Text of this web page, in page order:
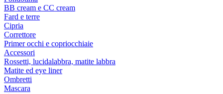
BB cream e CC cream
Fard e terre
Cipria
Correttore
Primer occhi e copriocchiaie
Accessori
Rossetti, lucidalabbra, matite labbra
Matite ed eye liner
Ombretti
Mascara